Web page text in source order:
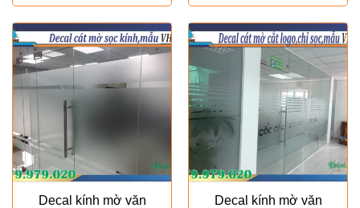
là:
₫120.000.
tại
là:
₫80.000.
Decal kính mờ văn
Decal kính mờ văn